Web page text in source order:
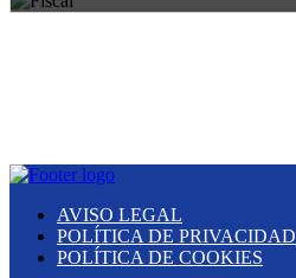
AVISO LEGAL
POLÍTICA DE PRIVACIDAD
POLÍTICA DE COOKIES